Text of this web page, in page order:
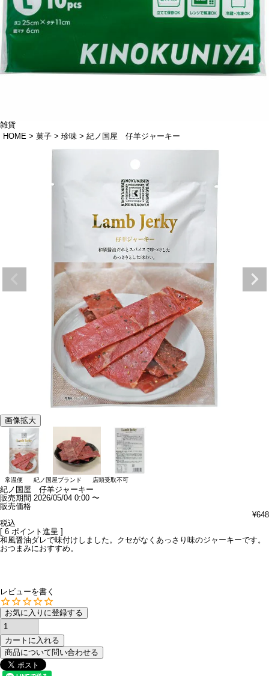
雑貨
HOME
菓子 珍味 紀ノ国屋 仔羊ジャーキー
画像拡大
常温便 紀ノ国屋ブランド 店頭受取不可
紀ノ国屋 仔羊ジャーキー
販売期間 2026/05/04 0:00 〜
販売価格
¥648
税込
[ 6 ポイント進呈 ]
和風醤油ダレで味付けしました。クセがなくあっさり味のジャーキーです。
おつまみにおすすめ。
レビューを書く
お気に入りに登録する
カートに入れる
商品について問い合わせる